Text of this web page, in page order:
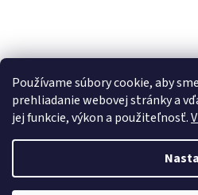
Používame súbory cookie, aby
prehliadanie webovej stránky a
jej funkcie, výkon a použiteľnosť.